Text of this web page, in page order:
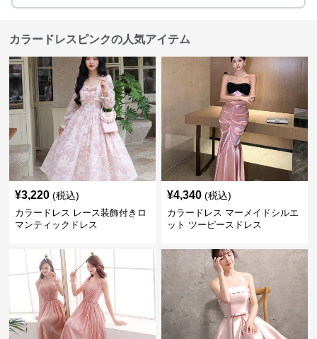
カラードレスピンクの人気アイテム
¥3,220 (税込)
カラードレス レース装飾付きロ
マンティックドレス
¥4,340 (税込)
カラードレス マーメイドシルエ
ット ツーピースドレス